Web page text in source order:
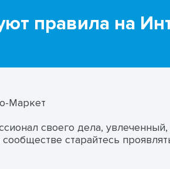
правила на
Маркет
своего дела, увлеченный,
старайтесь